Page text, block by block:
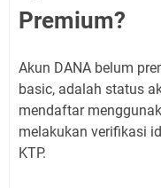
Premium?
Akun DANA belum
basic, adalah status
mendaftar
melakukan verifikasi
KTP.